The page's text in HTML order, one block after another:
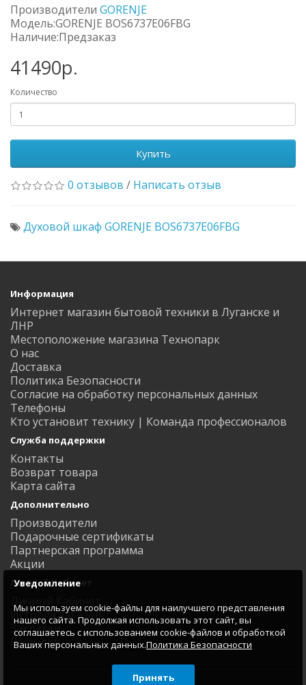
Производители GORENJE
Модель:GORENJE BOS6737E06FBG
Наличие:Предзаказ
41490р.
Количество
Купить
0 отзывов / Написать отзыв
Духовой шкаф GORENJE BOS6737E06FBG
Информация
Интернет магазин бытовой техники в Луганске и
ЛНР
Местоположение магазина Технопарк
О нас
Доставка
Политика Безопасности
Согласие на обработку персональных данных
Телефоны
Кто установит технику | Команда профессионалов
Служба поддержки
Контакты
Возврат товара
Карта сайта
Дополнительно
Производители
Подарочные сертификаты
Партнерская программа
Акции
Личный Кабинет
Личный Кабинет
История заказов
Закладки
Рассылка
Уведомление
Мы используем cookie-файлы для наилучшего представления
нашего сайта. Продолжая использовать этот сайт, вы
соглашаетесь с использованием cookie-файлов и обработкой
Ваших персональных данных.Политика Безопасности
Принять